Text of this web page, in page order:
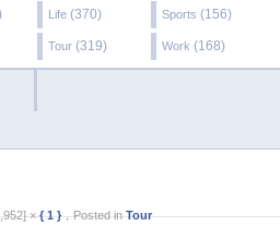
Life (370) Sports (156)
Tour (319) Work (168)
×{ 1 }，Posted inTour